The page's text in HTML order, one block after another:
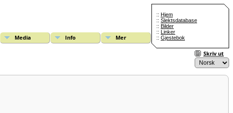
:: Hjem
:: Slektsdatabase
:: Bilder
:: Linker
:: Gjestebok
Media Info Mer
Skriv ut